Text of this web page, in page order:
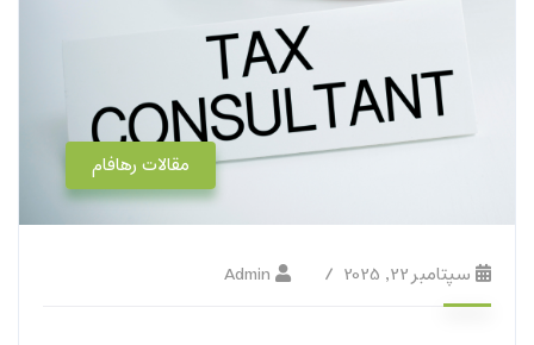
مقالات رهافام
سپتامبر 22, 2025 Admin